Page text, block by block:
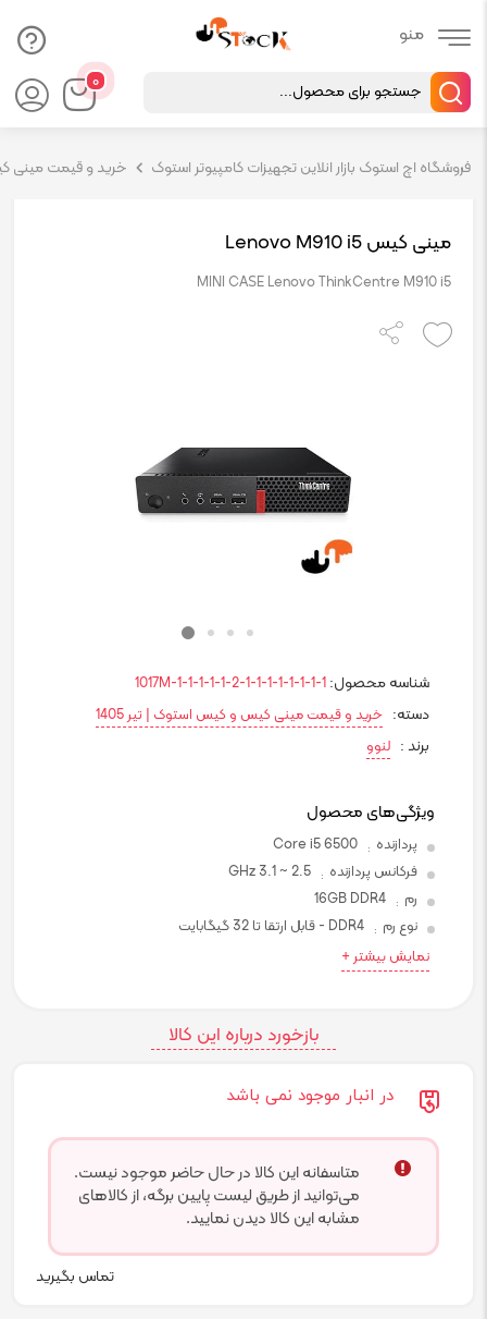
۰
Products
search
فروشگاه اچ استوک بازار انلاین تجهیزات کامپیوتر استوک خرید و قیمت مینی
مینی کیس Lenovo M910 i5
MINI CASE Lenovo ThinkCentre M910 i5
شناسه محصول: 1017M-1-1-1-1-1-2-1-1-1-1-1-1-1-1
دسته: خرید و قیمت مینی کیس و کیس استوک | تیر 1405
برند : لنوو
ویژگی‌های محصول
پردازنده :
Core i5 6500
فرکانس پردازنده :
2.5 ~ 3.1 GHz
رم :
16GB DDR4
نوع رم :
DDR4 - قابل ارتقا تا 32 گیگابایت
نمایش بیشتر +
بازخورد درباره این کالا
در انبار موجود نمی باشد
متاسفانه این کالا در حال حاضر موجود نیست.
می‌توانید از طریق لیست پایین برگه، از کالاهای
مشابه این کالا دیدن نمایید.
تماس بگیرید